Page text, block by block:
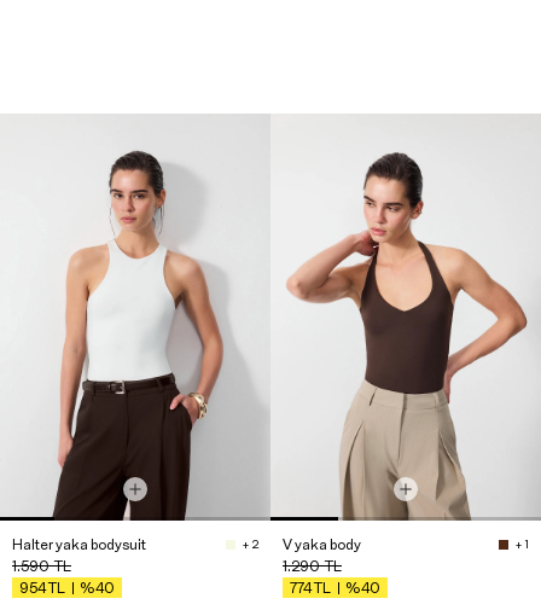
Halter yaka bodysuit + 2
1.590TL
954
%40
V yaka body + 1
1.290TL
774
%40